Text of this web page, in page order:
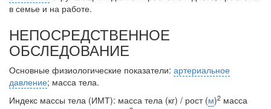
в семье и на работе.
НЕПОСРЕДСТВЕННОЕ
ОБСЛЕДОВАНИЕ
Основные физиологические показатели: артериальное
давление; масса тела.
Индекс массы тела (ИМТ): масса тела (кг) / рост (м)2 масса